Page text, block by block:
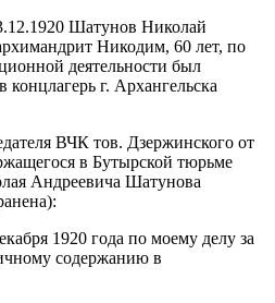
Шатунов Николай
Никодим, 60 лет, по
деятельности был
г. Архангельска
ВЧК тов. Дзержинского от
в Бутырской тюрьме
Андреевича Шатунова
1920 года по моему делу за
содержанию в